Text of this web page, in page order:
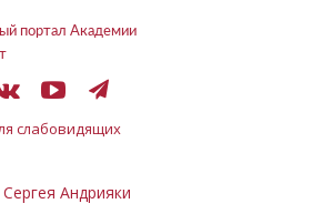
портал Академии
слабовидящих
Андрияки